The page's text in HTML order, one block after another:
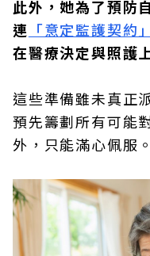
此外，她為了預防
連 「意定監護契約
在醫療決定與照護
這些準備雖未真正
預先籌劃所有可能
外，只能滿心佩服。